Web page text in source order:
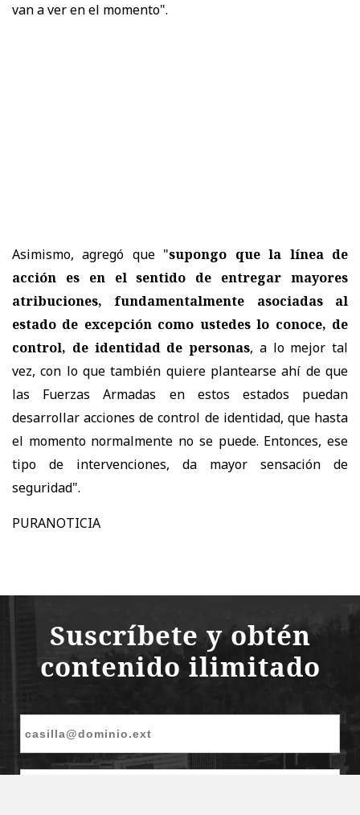
van a ver en el momento".
Asimismo, agregó que "supongo que la línea de
acción es en el sentido de entregar mayores
atribuciones, fundamentalmente asociadas al
estado de excepción como ustedes lo conoce, de
control, de identidad de personas, a lo mejor tal
vez, con lo que también quiere plantearse ahí de que
las Fuerzas Armadas en estos estados puedan
desarrollar acciones de control de identidad, que hasta
el momento normalmente no se puede. Entonces, ese
tipo de intervenciones, da mayor sensación de
seguridad".
PURANOTICIA